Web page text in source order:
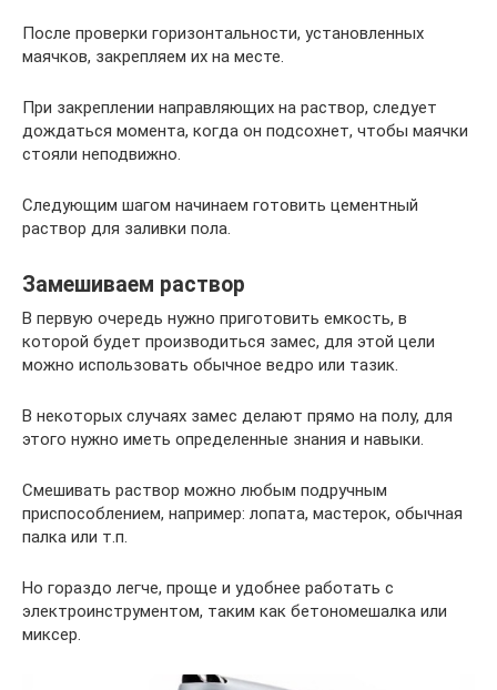
После проверки горизонтальности, установленных
маячков, закрепляем их на месте.
При закреплении направляющих на раствор, следует
дождаться момента, когда он подсохнет, чтобы маячки
стояли неподвижно.
Следующим шагом начинаем готовить цементный
раствор для заливки пола.
Замешиваем раствор
В первую очередь нужно приготовить емкость, в
которой будет производиться замес, для этой цели
можно использовать обычное ведро или тазик.
В некоторых случаях замес делают прямо на полу, для
этого нужно иметь определенные знания и навыки.
Смешивать раствор можно любым подручным
приспособлением, например: лопата, мастерок, обычная
палка или т.п.
Но гораздо легче, проще и удобнее работать с
электроинструментом, таким как бетономешалка или
миксер.